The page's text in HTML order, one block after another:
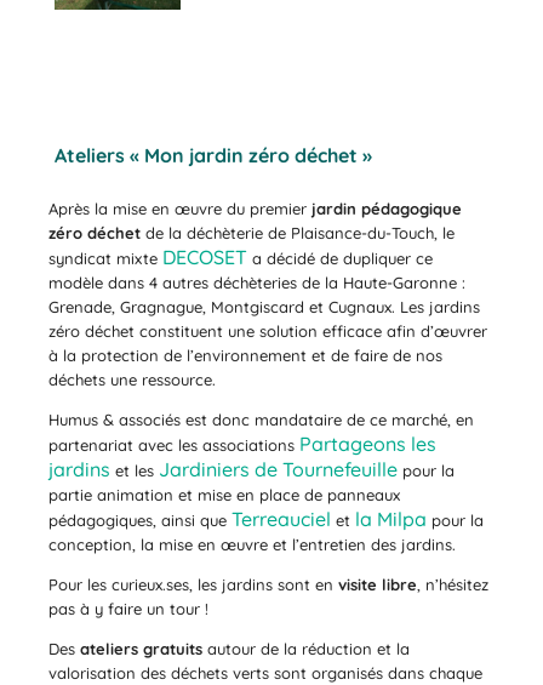
Ateliers « Mon jardin zéro déchet »
Après la mise en œuvre du premier jardin pédagogique
zéro déchetde la déchèterie de Plaisance-du-Touch, le
syndicat mixte DECOSET a décidé de dupliquer ce
modèle dans 4 autres déchèteries de la Haute-Garonne :
Grenade, Gragnague, Montgiscard et Cugnaux. Les jardins
zéro déchet constituent une solution efficace afin d’œuvrer
à la protection de l’environnement et de faire de nos
déchets une ressource.
Humus & associés est donc mandataire de ce marché, en
partenariat avec les associations Partageons les
jardins et les Jardiniers de Tournefeuillepour la
partie animation et mise en place de panneaux
pédagogiques, ainsi que Terreauciel et la Milpa pour la
conception, la mise en œuvre et l’entretien des jardins.
Pour les curieux.ses, les jardins sont en visite libre , n’hésitez
pas à y faire un tour !
Des ateliers gratuitsautour de la réduction et la
valorisation des déchets verts sont organisés dans chaque